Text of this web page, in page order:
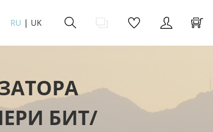
RU UK
БИТ/